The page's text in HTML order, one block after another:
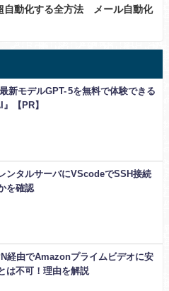
自動化する全方法 メール自動化
新モデルGPT- 5を無料で体験できる
』【PR】
ンタルサーバにVScodeでSSH接続
を確認
経由でAmazonプライムビデオに安
は不可！理由を解説